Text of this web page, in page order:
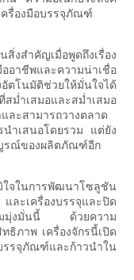
ครื่องมือบรรจุภัณฑ์
งสำคัญเมื่อพูดถึงเรื่อง
อาชีพและความน่าเชื่อ
ตโนมัติช่วยให้มั่นใจได้
ม่ำเสมอและสม่ำเสมอ
ะสามารถวางตลาด
นำเสนอโดยรวม แต่ยัง
รณ์ของผลิตภัณฑ์อีก
จในการพัฒนาโซลูชัน
ะเครื่องบรรจุและปิด
วามมุ่งมั่นนี้ ด้วยความ
ธิภาพ เครื่องจักรนี้เปิด
รจุภัณฑ์และก้าวนำใน